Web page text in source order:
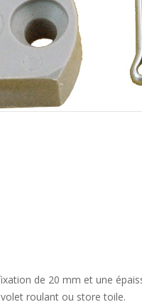
de 20 mm et une
roulant ou store toile.